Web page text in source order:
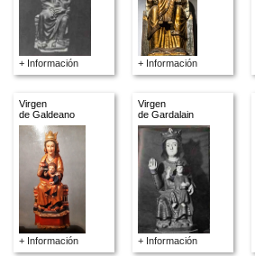
+ Información + Información
Virgen
de Galdeano
+ Información
Virgen
de Gardalain
+ Información